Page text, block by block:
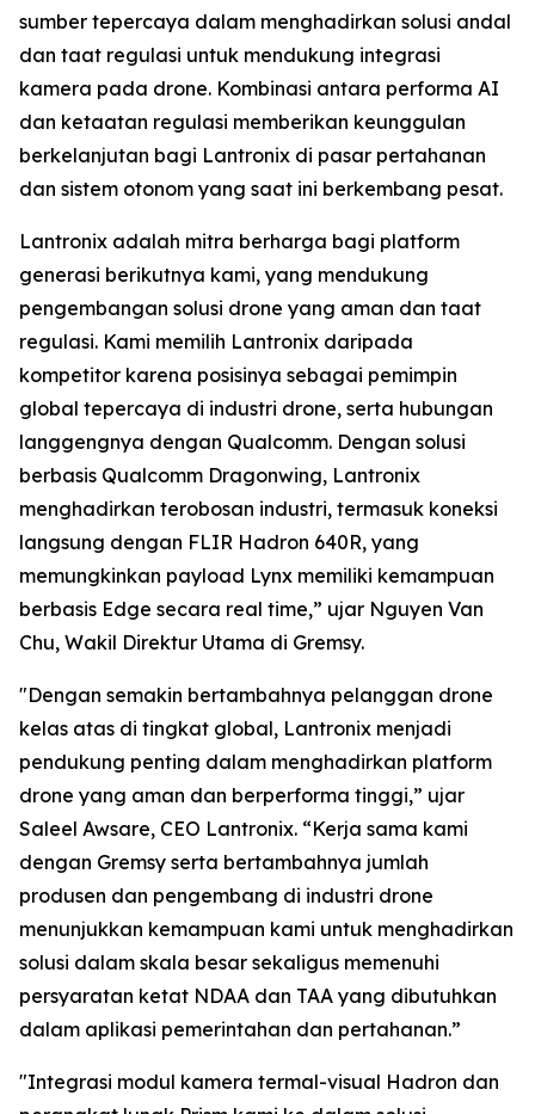
sumber tepercaya dalam menghadirkan solusi andal
dan taat regulasi untuk mendukung integrasi
kamera pada drone. Kombinasi antara performa AI
dan ketaatan regulasi memberikan keunggulan
berkelanjutan bagi Lantronix di pasar pertahanan
dan sistem otonom yang saat ini berkembang pesat.
Lantronix adalah mitra berharga bagi platform
generasi berikutnya kami, yang mendukung
pengembangan solusi drone yang aman dan taat
regulasi. Kami memilih Lantronix daripada
kompetitor karena posisinya sebagai pemimpin
global tepercaya di industri drone, serta hubungan
langgengnya dengan Qualcomm. Dengan solusi
berbasis Qualcomm Dragonwing, Lantronix
menghadirkan terobosan industri, termasuk koneksi
langsung dengan FLIR Hadron 640R, yang
memungkinkan payload Lynx memiliki kemampuan
berbasis Edge secara real time,” ujar Nguyen Van
Chu, Wakil Direktur Utama di Gremsy.
"Dengan semakin bertambahnya pelanggan drone
kelas atas di tingkat global, Lantronix menjadi
pendukung penting dalam menghadirkan platform
drone yang aman dan berperforma tinggi,” ujar
Saleel Awsare, CEO Lantronix. “Kerja sama kami
dengan Gremsy serta bertambahnya jumlah
produsen dan pengembang di industri drone
menunjukkan kemampuan kami untuk menghadirkan
solusi dalam skala besar sekaligus memenuhi
persyaratan ketat NDAA dan TAA yang dibutuhkan
dalam aplikasi pemerintahan dan pertahanan.”
"Integrasi modul kamera termal-visual Hadron dan